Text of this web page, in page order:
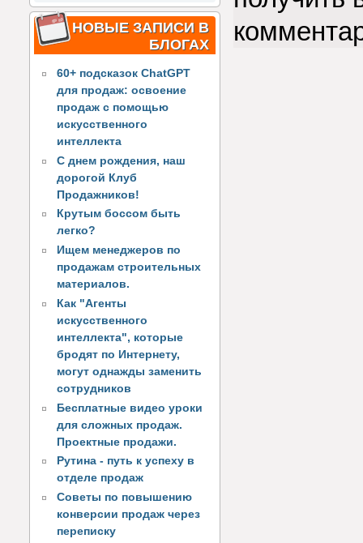
НОВЫЕ ЗАПИСИ В
БЛОГАХ
60+ подсказок ChatGPT
для продаж: освоение
продаж с помощью
искусственного
интеллекта
С днем рождения, наш
дорогой Клуб
Продажников!
Крутым боссом быть
легко?
Ищем менеджеров по
продажам строительных
материалов.
Как "Агенты
искусственного
интеллекта", которые
бродят по Интернету,
могут однажды заменить
сотрудников
Бесплатные видео уроки
для сложных продаж.
Проектные продажи.
Рутина - путь к успеху в
отделе продаж
Советы по повышению
конверсии продаж через
переписку